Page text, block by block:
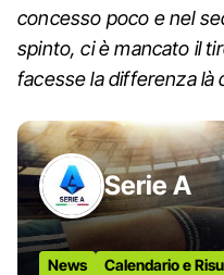
concesso poco e nel
spinto, ci è mancato il
facesse la differenza là
Serie A
News Calendario e